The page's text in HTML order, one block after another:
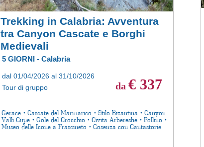
dal 01/04/2026 al 31/10/2026
Trekking in Calabria: Avventura
tra Canyon Cascate e Borghi
Medievali
5 GIORNI - Calabria
Tour di gruppo
Gerace • Cascate del Marmarico • Stilo Bizantina • Canyon
Valli Cupe • Gole del Crocchio • Civita Arbëreshë • Pollino •
Museo delle Icone a Frascineto • Cosenza con Cantastorie
da € 337